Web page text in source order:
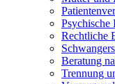
Psychische
Rechtliche
Beratung
Trennung